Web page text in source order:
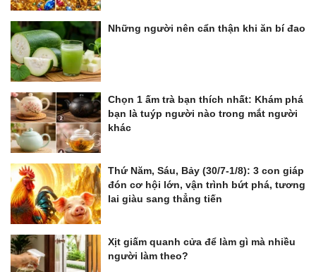
Những người nên cẩn thận khi ăn bí đao
Chọn 1 ấm trà bạn thích nhất: Khám phá
bạn là tuýp người nào trong mắt người
khác
Thứ Năm, Sáu, Bảy (30/7-1/8): 3 con giáp
đón cơ hội lớn, vận trình bứt phá, tương
lai giàu sang thẳng tiến
Xịt giấm quanh cửa để làm gì mà nhiều
người làm theo?